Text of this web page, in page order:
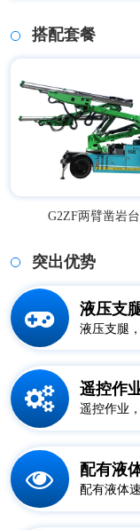
搭配套餐
G2ZF两臂凿岩
突出优势
液压支
液压支腿
遥控作
遥控作业
配有液
配有液体